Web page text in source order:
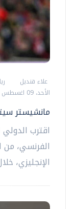
علاء قنديل
الأحد، 09 اغسطس 2026 12:54 ص
مانشيستر
اقترب
الفرنسي، من
الإنجليزي،